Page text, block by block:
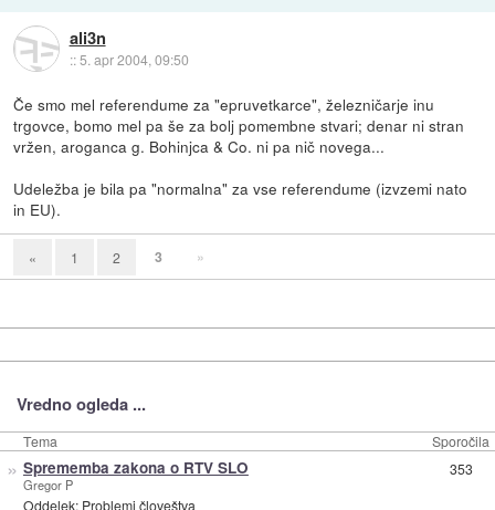
ali3n
::5. apr 2004, 09:50
Če smo mel referendume za "epruvetkarce", železničarje inu
trgovce, bomo mel pa še za bolj pomembne stvari; denar ni stran
vržen, aroganca g. Bohinjca & Co. ni pa nič novega...
Udeležba je bila pa "normalna" za vse referendume (izvzemi nato
in EU).
« 1 2 3 »
Vredno ogleda ...
Tema Sporočila
» Sprememba zakona o RTV SLO
Gregor P
Oddelek: Problemi človeštva
353